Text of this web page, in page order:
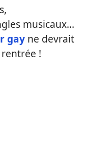
musicaux…
gay ne devrait
!